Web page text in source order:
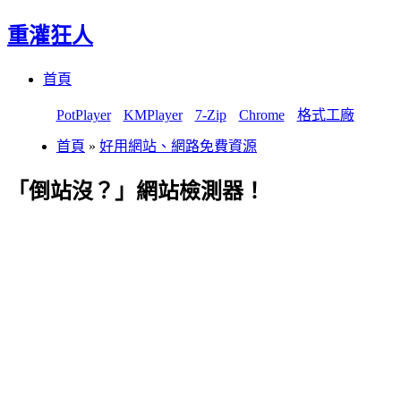
重灌狂人
首頁
PotPlayer KMPlayer 7-Zip Chrome 格式工廠
首頁 » 好用網站、網路免費資源
「倒站沒？」網站檢測器！